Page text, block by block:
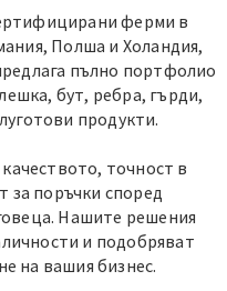
ферми в
Полша и Холандия,
пълно портфолио
бут, ребра, гърди,
продукти.
точност в
за поръчки според
Нашите решения
и подобряват
на вашия бизнес.